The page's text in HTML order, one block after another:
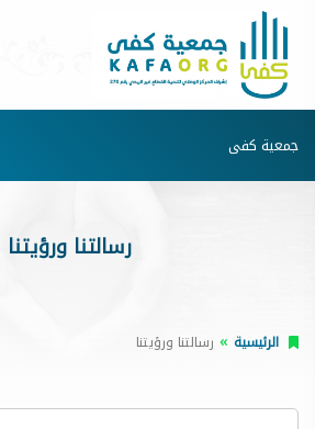
جمعية كفى
رسالتنا ورؤيتنا
الرئيسية رسالتنا ورؤيتنا